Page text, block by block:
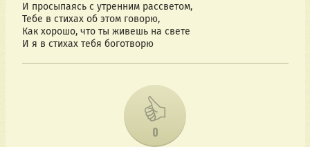
И просыпаясь с утренним рассветом,
Тебе в стихах об этом говорю,
Как хорошо, что ты живешь на свете
И я в стихах тебя боготворю
0